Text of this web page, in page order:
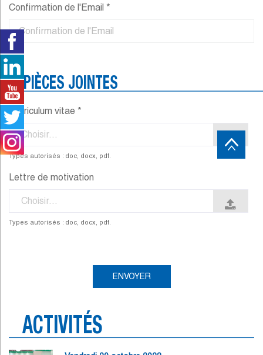
Confirmation de l'Email *
PIÈCES JOINTES
Curriculum vitae *
Choisir...
Types autorisés : doc, docx, pdf.
Lettre de motivation
Choisir...
Types autorisés : doc, docx, pdf.
ACTIVITÉS